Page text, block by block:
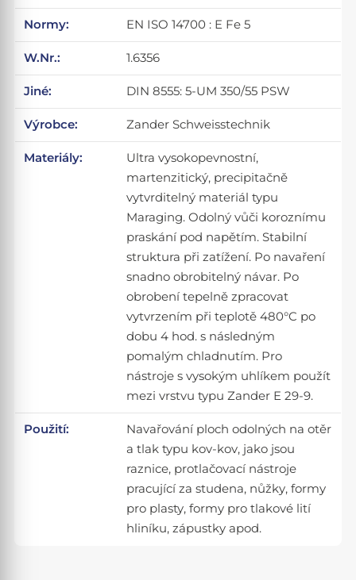
Normy: EN ISO 14700 : E Fe 5
W.Nr.: 1.6356
Jiné: DIN 8555: 5-UM 350/55 PSW
Výrobce: Zander Schweisstechnik
Materiály:
Ultra vysokopevnostní,
martenzitický, precipitačně
vytvrditelný materiál typu
Maraging. Odolný vůči koroznímu
praskání pod napětím. Stabilní
struktura při zatížení. Po navaření
snadno obrobitelný návar. Po
obrobení tepelně zpracovat
vytvrzením při teplotě 480°C po
dobu 4 hod. s následným
pomalým chladnutím. Pro
nástroje s vysokým uhlíkem použít
mezi vrstvu typu Zander E 29-9.
Použití:
Navařování ploch odolných na otěr
a tlak typu kov-kov, jako jsou
raznice, protlačovací nástroje
pracující za studena, nůžky, formy
pro plasty, formy pro tlakové lití
hliníku, zápustky apod.